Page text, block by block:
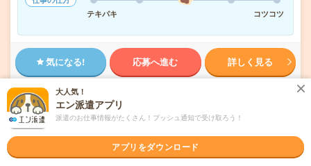
テキパキ
コツコツ
気になる! 応募へ進む 詳しく見る
未読 掲載日
【在宅勤務OK】時給1750円！未経験OK！新
大人気！
エン派遣アプリ
派遣のお仕事情報がたくさん！プッシュ通知で受け取ろう！
アプリをダウンロード